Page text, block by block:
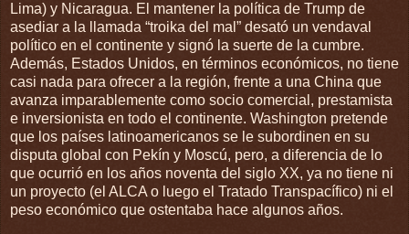
Lima) y Nicaragua. El mantener la política de Trump de
asediar a la llamada “troika del mal” desató un vendaval
político en el continente y signó la suerte de la cumbre.
Además, Estados Unidos, en términos económicos, no tiene
casi nada para ofrecer a la región, frente a una China que
avanza imparablemente como socio comercial, prestamista
e inversionista en todo el continente. Washington pretende
que los países latinoamericanos se le subordinen en su
disputa global con Pekín y Moscú, pero, a diferencia de lo
que ocurrió en los años noventa del siglo XX, ya no tiene ni
un proyecto (el ALCA o luego el Tratado Transpacífico) ni el
peso económico que ostentaba hace algunos años.